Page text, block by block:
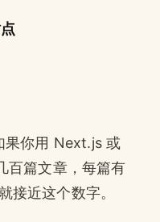
果你用 Next.js 或
篇文章，每篇有
近这个数字。